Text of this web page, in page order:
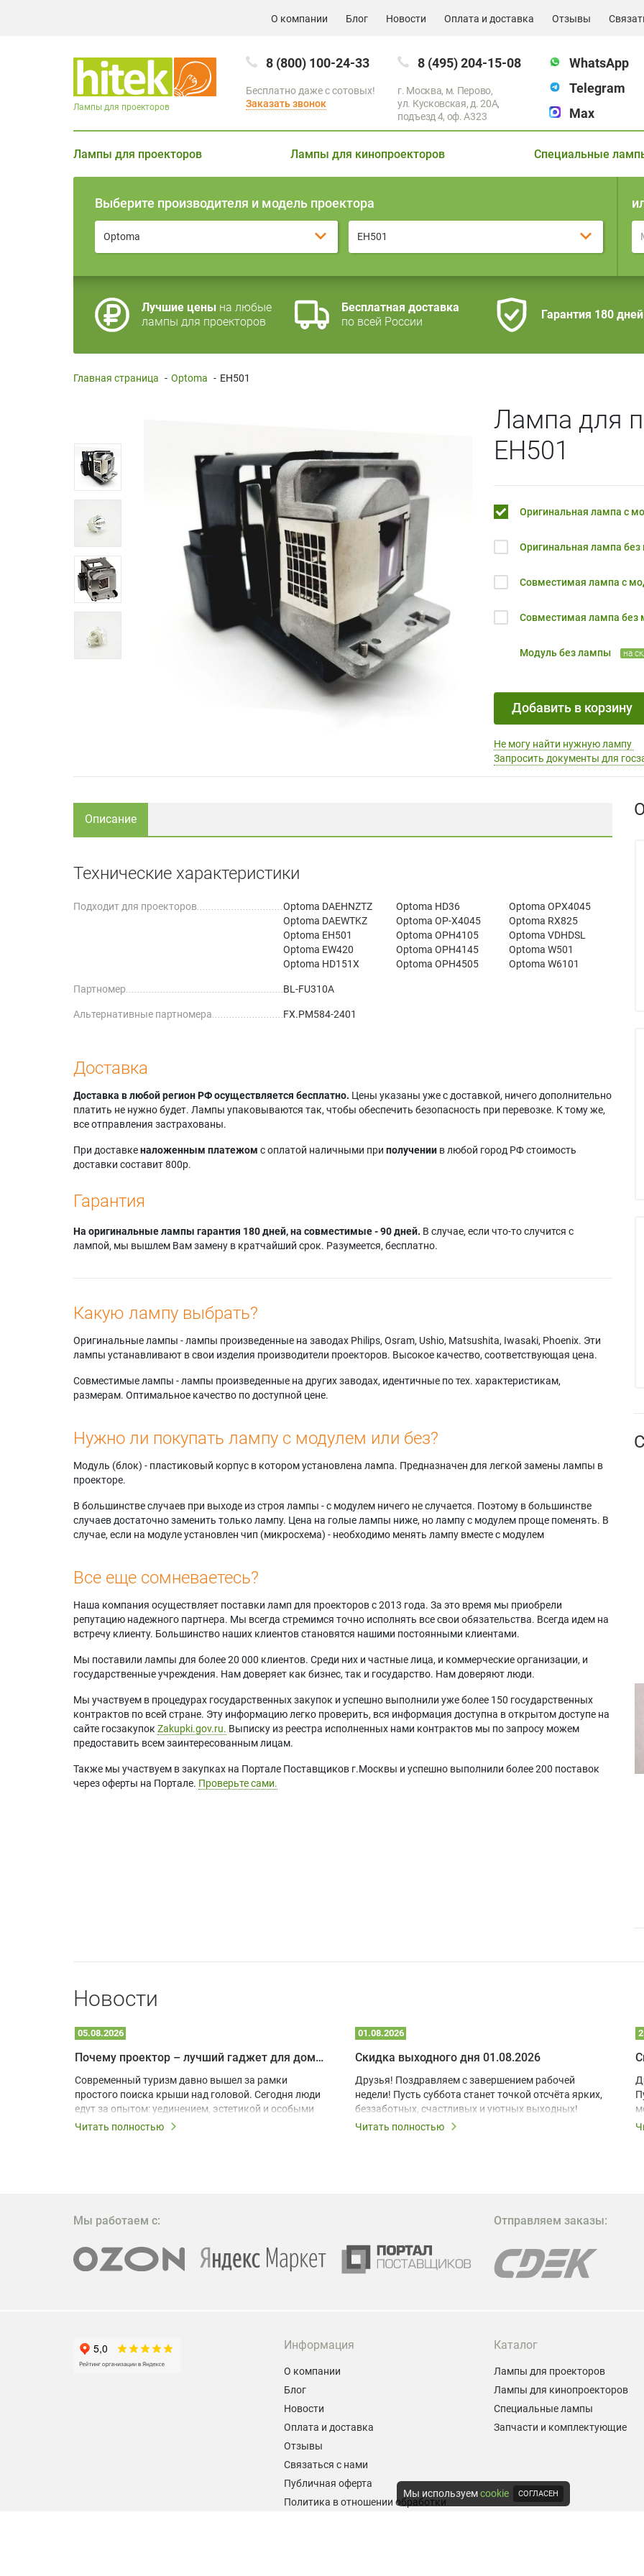
О компании Блог Новости Оплата и доставка Отзывы
8 (800) 100-24-33
Бесплатно даже с сотовых!
Заказать звонок
8 (495) 204-15-08
г. Москва, м. Перово,
ул. Кусковская, д. 20А,
подъезд 4, оф. A323
WhatsApp
Telegram
Max
Лампы для проекторов
Лампы для проекторов Лампы для кинопроекторов Специальные
Выберите производителя и модель проектора
Optoma EH501
Лучшие цены на любые
лампы для проекторов
Бесплатная доставка
по всей России
Гарантия 180 дней
Главная страница - Optoma - EH501
Лампа для
EH501
Оригинальная лампа с
Оригинальная лампа без
Совместимая лампа с
Совместимая лампа без
Модуль без лампы на
Добавить в корзину
Не могу найти нужную лампу
Запросить документы для
Описание
Технические характеристики
Подходит для проекторов
Optoma DAEHNZTZ
Optoma DAEWTKZ
Optoma EH501
Optoma EW420
Optoma HD151X
Optoma HD36
Optoma OP-X4045
Optoma OPH4105
Optoma OPH4145
Optoma OPH4505
Optoma OPX4045
Optoma RX825
Optoma VDHDSL
Optoma W501
Optoma W6101
Партномер BL-FU310A
Альтернативные партномера FX.PM584-2401
Доставка
Доставка в любой регион РФ осуществляется бесплатно. Цены указаны уже с доставкой, ничего дополнительно
платить не нужно будет. Лампы упаковываются так, чтобы обеспечить безопасность при перевозке. К тому же,
все отправления застрахованы.
При доставкеналоженным платежом с оплатой наличными при получении в любой город РФ стоимость
доставки составит 800р.
Гарантия
На оригинальные лампы гарантия 180 дней, на совместимые - 90 дней. В случае, если что-то случится с
лампой, мы вышлем Вам замену в кратчайший срок. Разумеется, бесплатно.
Какую лампу выбрать?
Оригинальные лампы - лампы произведенные на заводах Philips, Osram, Ushio, Matsushita, Iwasaki, Phoenix. Эти
лампы устанавливают в свои изделия производители проекторов. Высокое качество, соответствующая цена.
Совместимые лампы - лампы произведенные на других заводах, идентичные по тех. характеристикам,
размерам. Оптимальное качество по доступной цене.
Нужно ли покупать лампу с модулем или без?
Модуль (блок) - пластиковый корпус в котором установлена лампа. Предназначен для легкой замены лампы в
проекторе.
В большинстве случаев при выходе из строя лампы - с модулем ничего не случается. Поэтому в большинстве
случаев достаточно заменить только лампу. Цена на голые лампы ниже, но лампу с модулем проще поменять. В
случае, если на модуле установлен чип (микросхема) - необходимо менять лампу вместе с модулем
Все еще сомневаетесь?
Наша компания осуществляет поставки ламп для проекторов с 2013 года. За это время мы приобрели
репутацию надежного партнера. Мы всегда стремимся точно исполнять все свои обязательства. Всегда идем на
встречу клиенту. Большинство наших клиентов становятся нашими постоянными клиентами.
Мы поставили лампы для более 20 000 клиентов. Среди них и частные лица, и коммерческие организации, и
государственные учреждения. Нам доверяет как бизнес, так и государство. Нам доверяют люди.
Мы участвуем в процедурах государственных закупок и успешно выполнили уже более 150 государственных
контрактов по всей стране. Эту информацию легко проверить, вся информация доступна в открытом доступе на
сайте госзакупок Zakupki.gov.ru. Выписку из реестра исполненных нами контрактов мы по запросу можем
предоставить всем заинтересованным лицам.
Также мы участвуем в закупках на Портале Поставщиков г.Москвы и успешно выполнили более 200 поставок
через оферты на Портале. Проверьте сами.
Новости
05.08.2026
Почему проектор – лучший гаджет для домика в глэмпинге
Современный туризм давно вышел за рамки
простого поиска крыши над головой. Сегодня люди
едут за опытом: уединением, эстетикой и особыми
ощущениями. Владельцы A-frame домов,
эффективных и бюджетных способов стать
проектора.
Читать полностью
01.08.2026
Скидка выходного дня 01.08.2026
Друзья! Поздравляем с завершением рабочей
недели! Пусть суббота станет точкой отсчёта ярких,
беззаботных, счастливых и уютных выходных!
Читать полностью
Мы работаем с: Отправляем заказы:
Информация
О компании
Блог
Новости
Оплата и доставка
Отзывы
Связаться с нами
Публичная оферта
Политика в отношении обработки
Каталог
Лампы для проекторов
Лампы для кинопроекторов
Специальные лампы
Запчасти и комплектующие
Мы используемcookie СОГЛАСЕН